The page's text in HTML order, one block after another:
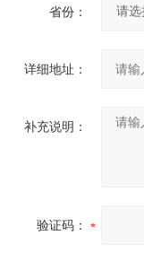
省份：
详细地址：
补充说明：
验证码：